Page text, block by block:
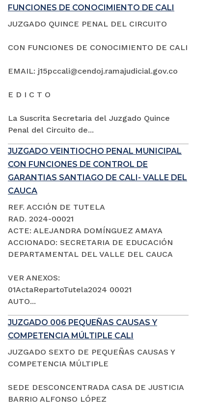
FUNCIONES DE CONOCIMIENTO DE CALI
JUZGADO QUINCE PENAL DEL CIRCUITO
CON FUNCIONES DE CONOCIMIENTO DE CALI
EMAIL: j15pccali@cendoj.ramajudicial.gov.co
E D I C T O
La Suscrita Secretaria del Juzgado Quince
Penal del Circuito de...
JUZGADO VEINTIOCHO PENAL MUNICIPAL
CON FUNCIONES DE CONTROL DE
GARANTIAS SANTIAGO DE CALI- VALLE DEL
CAUCA
REF. ACCIÓN DE TUTELA
RAD. 2024-00021
ACTE: ALEJANDRA DOMÍNGUEZ AMAYA
ACCIONADO: SECRETARIA DE EDUCACIÓN
DEPARTAMENTAL DEL VALLE DEL CAUCA
VER ANEXOS:
01ActaRepartoTutela2024 00021
AUTO...
JUZGADO 006 PEQUEÑAS CAUSAS Y
COMPETENCIA MÚLTIPLE CALI
JUZGADO SEXTO DE PEQUEÑAS CAUSAS Y
COMPETENCIA MÚLTIPLE
SEDE DESCONCENTRADA CASA DE JUSTICIA
BARRIO ALFONSO LÓPEZ